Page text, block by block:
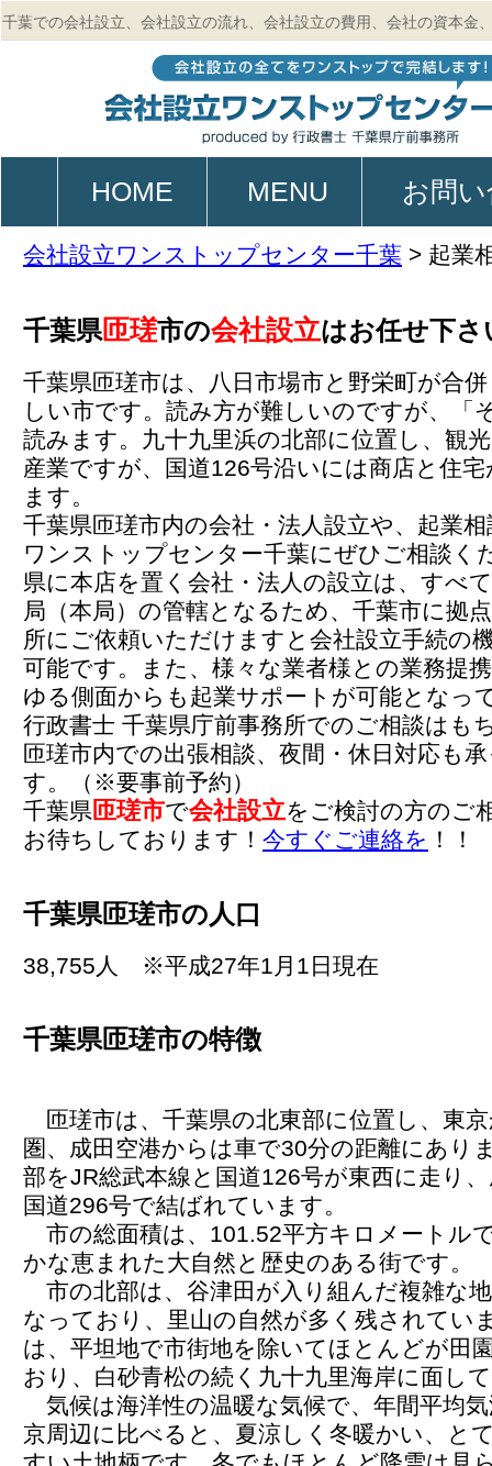
千葉での会社設立、会社設立の流れ、会社設立の費用、会社の資本金
HOME MENU お問
会社設立ワンストップセンター千葉 > 起業
千葉県匝瑳市の会社設立はお任せ下さ
千葉県匝瑳市は、八日市場市と野栄町が合
しい市です。読み方が難しいのですが、「
読みます。九十九里浜の北部に位置し、観
産業ですが、国道126号沿いには商店と住
ます。
千葉県匝瑳市内の会社・法人設立や、起業
ワンストップセンター千葉にぜひご相談く
県に本店を置く会社・法人の設立は、すべ
局（本局）の管轄となるため、千葉市に拠
所にご依頼いただけますと会社設立手続の
可能です。また、様々な業者様との業務提
ゆる側面からも起業サポートが可能となっ
行政書士 千葉県庁前事務所でのご相談はも
匝瑳市内での出張相談、夜間・休日対応も
す。（※要事前予約）
千葉県匝瑳市で会社設立をご検討の方のご
お待ちしております！ 今すぐご連絡を ！！
千葉県匝瑳市の人口
38,755人 ※平成27年1月1日現在
千葉県匝瑳市の特徴
匝瑳市は、千葉県の北東部に位置し、東
圏、成田空港からは車で30分の距離にあり
部をJR総武本線と国道126号が東西に走り
国道296号で結ばれています。
市の総面積は、101.52平方キロメートル
かな恵まれた大自然と歴史のある街です。
市の北部は、谷津田が入り組んだ複雑な
なっており、里山の自然が多く残されてい
は、平坦地で市街地を除いてほとんどが田
おり、白砂青松の続く九十九里海岸に面し
気候は海洋性の温暖な気候で、年間平均
京周辺に比べると、夏涼しく冬暖かい、と